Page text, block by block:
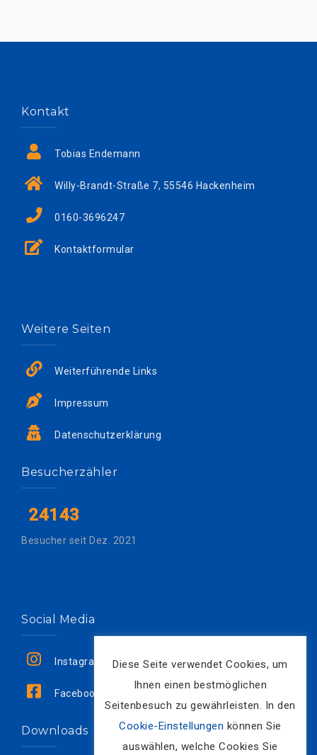
Kontakt
Tobias Endemann
Willy-Brandt-Straße 7, 55546 Hackenheim
0160-3696247
Kontaktformular
Weitere Seiten
Weiterführende Links
Impressum
Datenschutzerklärung
Besucherzähler
24143
Besucher seit Dez. 2021
Social Media
Instagram
Facebook
Downloads
Diese Seite verwendet Cookies, um
Ihnen einen bestmöglichen
Seitenbesuch zu gewährleisten. In den
Cookie-Einstellungen können Sie
auswählen, welche Cookies Sie